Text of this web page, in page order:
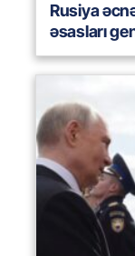
Rusiya
əsasları